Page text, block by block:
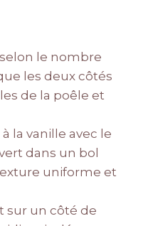
le nombre
les deux côtés
de la poêle et
la vanille avec le
dans un bol
uniforme et
sur un côté de